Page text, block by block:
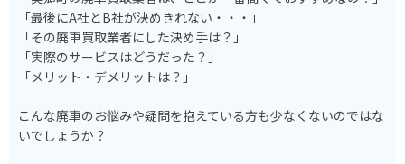
「最後にA社とB社が決めきれない・・・」
「その廃車買取業者にした決め手は？」
「実際のサービスはどうだった？」
「メリット・デメリットは？」
こんな廃車のお悩みや疑問を抱えている方も少なくないのではな
いでしょうか？